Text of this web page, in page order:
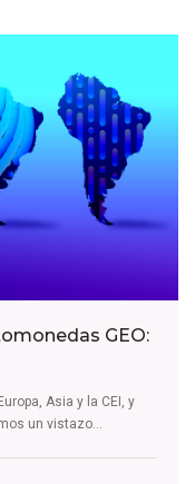
GEO:
Asia y la CEI, y
un vistazo...